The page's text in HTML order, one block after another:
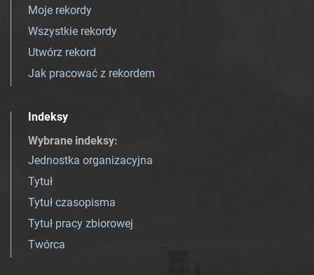
Moje rekordy
Wszystkie rekordy
Utwórz rekord
Jak pracować z rekordem
Indeksy
Wybrane indeksy:
Jednostka organizacyjna
Tytuł
Tytuł czasopisma
Tytuł pracy zbiorowej
Twórca